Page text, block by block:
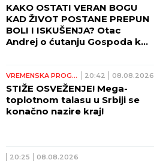
KAKO OSTATI VERAN BOGU
KAD ŽIVOT POSTANE PREPUN
BOLI I ISKUŠENJA? Otac
Andrej o ćutanju Gospoda kad
VREMENSKA PROGNOZA 20:42 08.08.2026
STIŽE OSVEŽENJE! Mega-
toplotnom talasu u Srbiji se
konačno nazire kraj!
20:25 08.08.2026